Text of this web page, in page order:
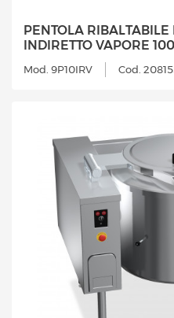
PENTOLA
INDIRETTO VAPORE
Mod. 9P10IRV Cod.